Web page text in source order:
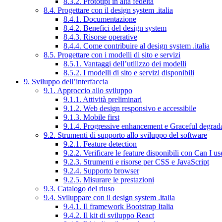
8.4. Progettare con il design system .italia
8.4.1. Documentazione
8.4.2. Benefici del design system
8.4.3. Risorse operative
8.4.4. Come contribuire al design system .italia
8.5. Progettare con i modelli di sito e servizi
8.5.1. Vantaggi dell’utilizzo dei modelli
8.5.2. I modelli di sito e servizi disponibili
9. Sviluppo dell’interfaccia
9.1. Approccio allo sviluppo
9.1.1. Attività preliminari
9.1.2. Web design responsivo e accessibile
9.1.3. Mobile first
9.1.4. Progressive enhancement e Graceful
9.2. Strumenti di supporto allo sviluppo del software
9.2.1. Feature detection
9.2.2. Verificare le feature disponibili con Can I
9.2.3. Strumenti e risorse per CSS e JavaScript
9.2.4. Supporto browser
9.2.5. Misurare le prestazioni
9.3. Catalogo del riuso
9.4. Sviluppare con il design system .italia
9.4.1. Il framework Bootstrap Italia
9.4.2. Il kit di sviluppo React